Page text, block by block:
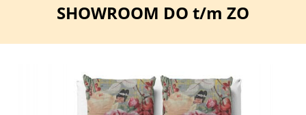
SHOWROOM DO t/m ZO